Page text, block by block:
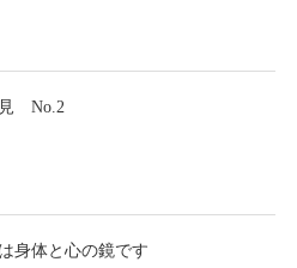
No.2
身体と心の鏡です